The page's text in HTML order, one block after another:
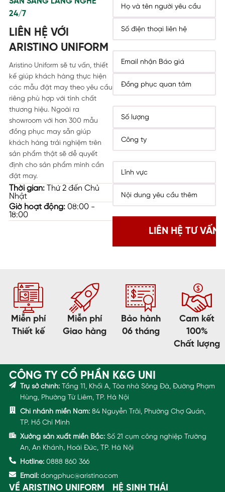
24/7
LIÊN HỆ VỚI
ARISTINO UNIFORM
Aristino Uniform sẽ tư vấn, thiết
kế giúp khách hàng thực hiện
các mẫu đặt may theo yêu cầu
riêng phù hợp với tính chất
thương hiệu. Ngoài ra
showroom với hơn 300 mẫu
đồng phục may sẵn giúp
khách hàng trải nghiệm trên
sản phẩm thật sẽ dễ quyết
định cho sản phẩm mình cần
đặt may.
Thời gian:Thứ 2 đến Chủ
Nhật
Giờ hoạt động:08:00 -
18:00
Miễn phí
Thiết kế
Miễn phí
Giao hàng
Bảo hành
06 tháng
Cam kết
100%
Chất lượng
CÔNG TY CỔ PHẦN K&G UNI
Trụ sở chính: Tầng 11, Khối A, Tòa nhà Sông Đà, Đường Phạm
Hùng, Phường Từ Liêm, TP. Hà Nội
Chi nhánh miền Nam: 84 Nguyễn Trãi, Phường Chợ Quán,
TP. Hồ Chí Minh
Xưởng sản xuất miền Bắc: Số 21 cụm công nghiệp Trường
An, An Khánh, Hoài Đức, TP. Hà Nội
Hotline: 0888 860 366
Email: dongphuc@aristino.com
VỀ ARISTINO UNIFORM HỆ SINH THÁI